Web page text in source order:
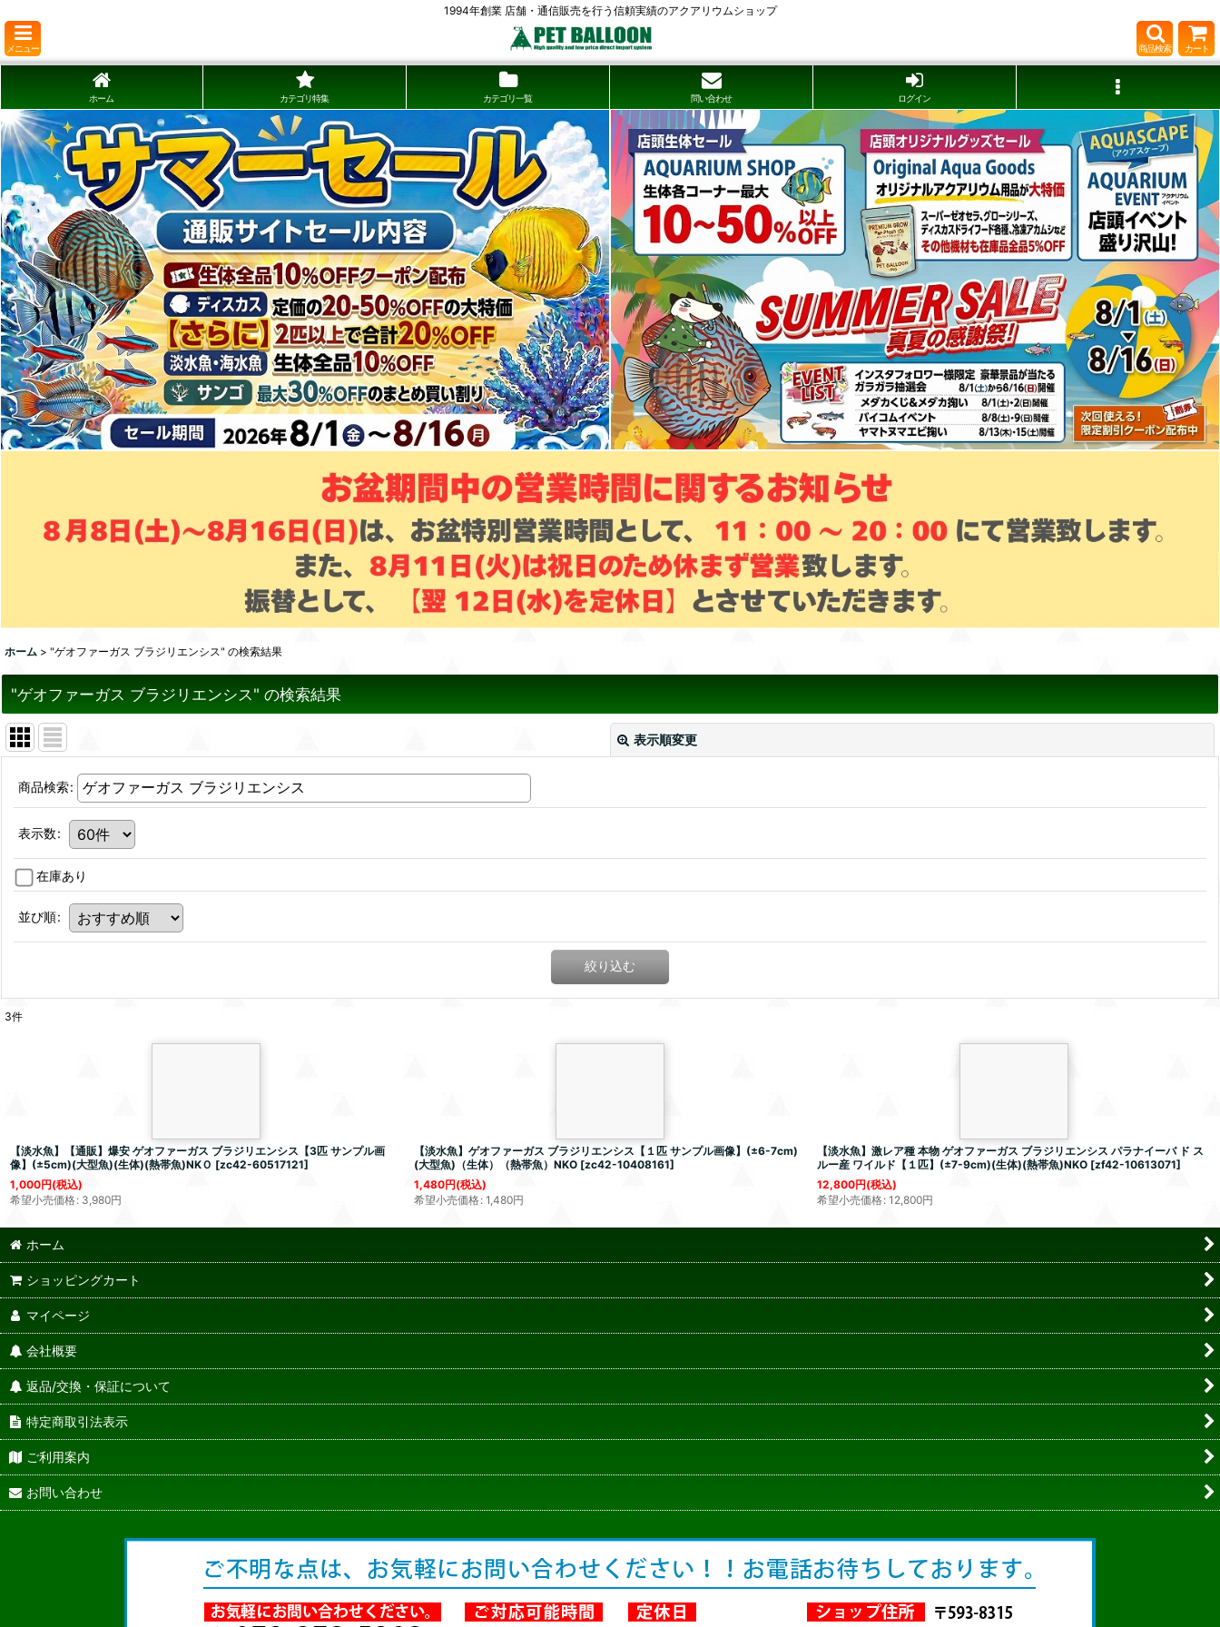
1994年創業 店舗・通信販売を行う信頼実績のアクアリウムショップ
メニュー 商品検索 カート
ホーム カテゴリ特集 カテゴリ一覧 問い合わせ ログイン
ホーム > "ゲオファーガス ブラジリエンシス" の検索結果
"ゲオファーガス ブラジリエンシス" の検索結果
表示順変更
商品検索:
表示数:
在庫あり
並び順:
絞り込む
3件
【淡水魚】【通販】爆安 ゲオファーガス ブラジリエンシス 【3匹 サンプル画
像】(±5cm)(大型魚)(生体)(熱帯魚)NKＯ [zc42-60517121]
1,000円(税込)
希望小売価格: 3,980円
【淡水魚】 ゲオファーガス ブラジリエンシス 【１匹 サンプル画像】(±6-7cm)
(大型魚)（生体）（熱帯魚）NKO [zc42-10408161]
1,480円(税込)
希望小売価格: 1,480円
【淡水魚】激レア種 本物ゲオファーガス ブラジリエンシス パラナイーバ ド ス
ルー産 ワイルド【１匹】(±7-9cm)(生体)(熱帯魚)NKO [zf42-10613071]
12,800円(税込)
希望小売価格: 12,800円
ホーム
ショッピングカート
マイページ
会社概要
返品/交換・保証について
特定商取引法表示
ご利用案内
お問い合わせ